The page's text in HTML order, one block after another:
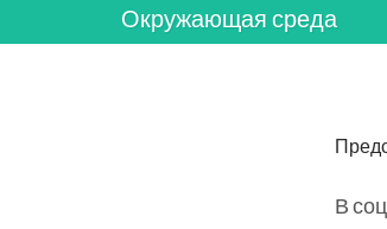
Окружающая среда
В